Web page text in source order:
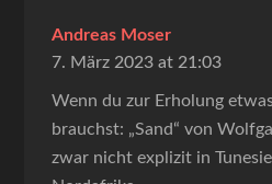
Andreas Moser
7. März 2023 at 21:03
Wenn du zur Erholung
brauchst: „Sand“ von
zwar nicht explizit in